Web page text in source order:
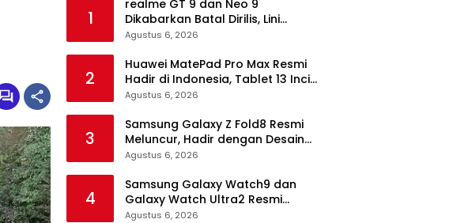
1
realme GT 9 dan Neo 9
Dikabarkan Batal Dirilis, Lini
Flagship realme Terancam
Agustus 6, 2026
2
Huawei MatePad Pro Max Resmi
Hadir di Indonesia, Tablet 13 Inci
Tertipis dan Teringan
Agustus 6, 2026
3
Samsung Galaxy Z Fold8 Resmi
Meluncur, Hadir dengan Desain
Lebih Pendek dan Lebar
Agustus 6, 2026
4
Samsung Galaxy Watch9 dan
Galaxy Watch Ultra2 Resmi
Meluncur, Bawa AI, Snapdragon
Agustus 6, 2026